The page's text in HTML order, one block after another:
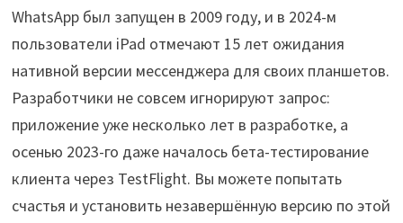
WhatsApp был запущен в 2009 году, и в 2024-м
пользователи iPad отмечают 15 лет ожидания
нативной версии мессенджера для своих планшетов.
Разработчики не совсем игнорируют запрос:
приложение уже несколько лет в разработке, а
осенью 2023-го даже началось бета-тестирование
клиента через TestFlight. Вы можете попытать
счастья и установить незавершённую версию по этой